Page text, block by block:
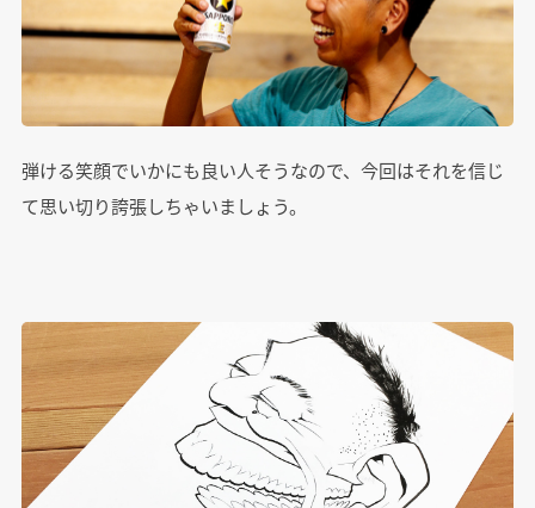
弾ける笑顔でいかにも良い人そうなので、今回はそれを信じ
て思い切り誇張しちゃいましょう。